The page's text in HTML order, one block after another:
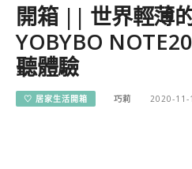
開箱 || 世界輕薄
YOBYBO
聽體驗
♡ 居家生活開箱 巧莉 2020-11-